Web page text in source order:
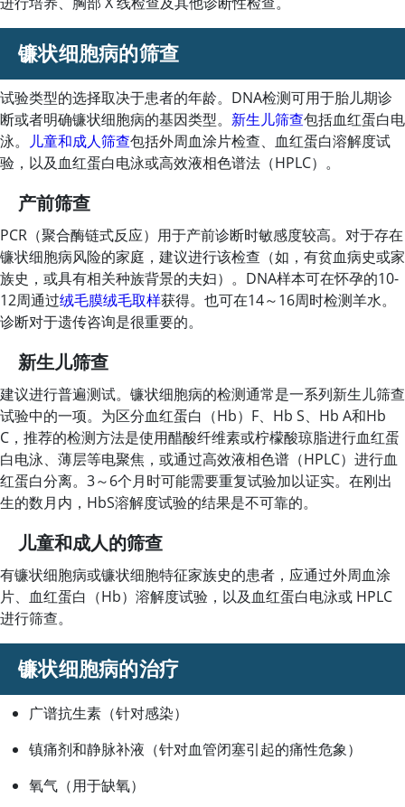
镰状细胞病的筛查
试验类型的选择取决于患者的年龄。DNA检测可用于胎儿期诊
断或者明确镰状细胞病的基因类型。 新生儿筛查包括血红蛋白电
泳。
儿童和成人筛查包括外周血涂片检查、血红蛋白溶解度试
验，以及血红蛋白电泳或高效液相色谱法（HPLC）。
产前筛查
PCR（聚合酶链式反应）用于产前诊断时敏感度较高。对于存在
镰状细胞病风险的家庭，建议进行该检查（如，有贫血病史或家
族史，或具有相关种族背景的夫妇）。DNA样本可在怀孕的10-
12周通过绒毛膜绒毛取样获得。也可在14～16周时检测羊水。
诊断对于遗传咨询是很重要的。
新生儿筛查
建议进行普遍测试。镰状细胞病的检测通常是一系列新生儿筛查
试验中的一项。为区分血红蛋白（Hb）F、Hb S、Hb A和Hb
C，推荐的检测方法是使用醋酸纤维素或柠檬酸琼脂进行血红蛋
白电泳、薄层等电聚焦，或通过高效液相色谱（HPLC）进行血
红蛋白分离。3～6个月时可能需要重复试验加以证实。在刚出
生的数月内，HbS溶解度试验的结果是不可靠的。
儿童和成人的筛查
有镰状细胞病或镰状细胞特征家族史的患者，应通过外周血涂
片、血红蛋白（Hb）溶解度试验，以及血红蛋白电泳或 HPLC
进行筛查。
镰状细胞病的治疗
广谱抗生素（针对感染）
镇痛剂和静脉补液（针对血管闭塞引起的痛性危象）
氧气（用于缺氧）